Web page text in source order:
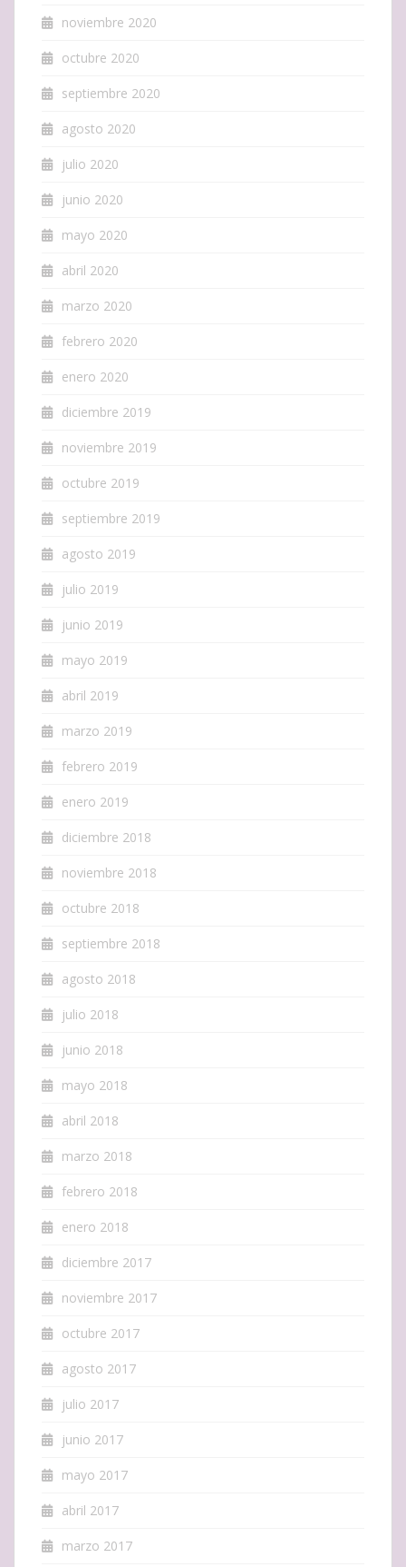
noviembre 2020
octubre 2020
septiembre 2020
agosto 2020
julio 2020
junio 2020
mayo 2020
abril 2020
marzo 2020
febrero 2020
enero 2020
diciembre 2019
noviembre 2019
octubre 2019
septiembre 2019
agosto 2019
julio 2019
junio 2019
mayo 2019
abril 2019
marzo 2019
febrero 2019
enero 2019
diciembre 2018
noviembre 2018
octubre 2018
septiembre 2018
agosto 2018
julio 2018
junio 2018
mayo 2018
abril 2018
marzo 2018
febrero 2018
enero 2018
diciembre 2017
noviembre 2017
octubre 2017
agosto 2017
julio 2017
junio 2017
mayo 2017
abril 2017
marzo 2017